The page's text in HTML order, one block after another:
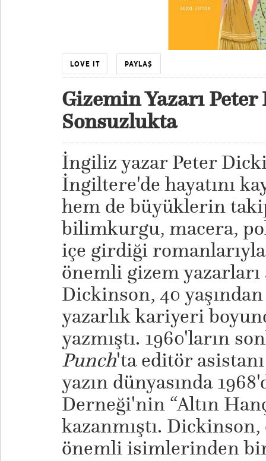
LOVE IT PAYLAŞ
Gizemin Yazarı
Sonsuzlukta
İngiliz yazar Peter
İngiltere'de hayatını
hem de büyüklerin
bilimkurgu, macera,
içe girdiği
önemli gizem yazarları
Dickinson, 40 yaşından
yazarlık kariyeri
yazmıştı. 1960'ların
Punch'ta editör
yazın dünyasında
Derneği'nin “Altın
kazanmıştı.
önemli isimlerinden